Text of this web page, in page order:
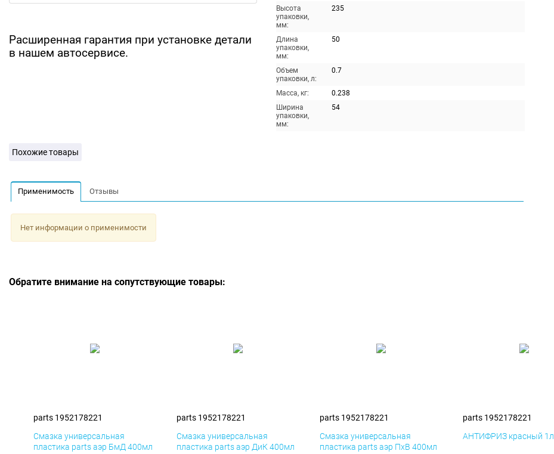
Расширенная гарантия при установке детали
в нашем автосервисе.
Высота
упаковки,
мм:
235
Длина
упаковки,
мм:
50
Объем
упаковки, л:
0.7
Масса, кг:
0.238
Ширина
упаковки,
мм:
54
Похожие товары
Применимость Отзывы
Нет информации о применимости
Обратите внимание на сопутствующие товары:
parts 1952178221
Смазка универсальная
пластика parts аэр БмД 400мл
parts 1952178221
Смазка универсальная
пластика parts аэр ДиК 400мл
parts 1952178221
Смазка универсальная
пластика parts аэр ПхВ 400мл
parts 1952178221
АНТИФРИЗ красный 1л.